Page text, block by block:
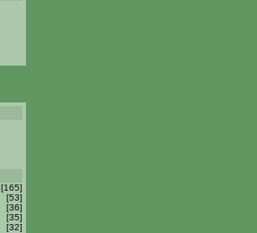
[165]
[53]
[36]
[35]
[32]